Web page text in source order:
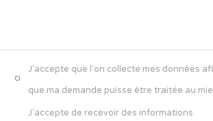
J'accepte que l'on collecte mes données
que ma demande puisse être traitée au
J'accepte de recevoir des informations